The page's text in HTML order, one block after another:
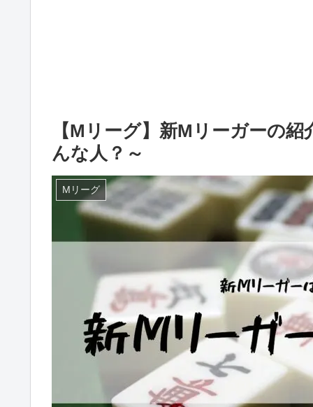
【Mリーグ】新Mリーガーの
んな人？～
Mリーグ